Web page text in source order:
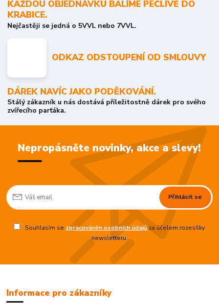
KAŽDOU OBJEDNÁVKU BALÍME PEČLIVĚ DO
KRABICE.
Nejčastěji se jedná o 5VVL nebo 7VVL.
ODKAZ ODSTOUPENÍ OD SMLOUVY
DÁREK NAVÍC JAKO PODĚKOVÁNÍ.
Stálý zákazník u nás dostává příležitostně dárek pro svého
zvířecího parťáka.
Nepropásněte novinky, akce a slevy!
Přihlásit se
Souhlasím se zpracováním osobních údajůza účelem rozesílky
newsletteru.
Informace pro zákazníky